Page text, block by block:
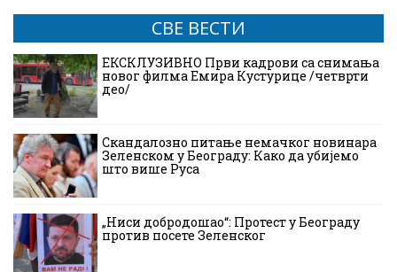
СВЕ ВЕСТИ
ЕКСКЛУЗИВНО Први кадрови са снимања
новог филма Емира Кустурице /четврти
део/
Скандалозно питање немачког новинара
Зеленском у Београду: Како да убијемо
што више Руса
„Ниси добродошао“: Протест у Београду
против посете Зеленског